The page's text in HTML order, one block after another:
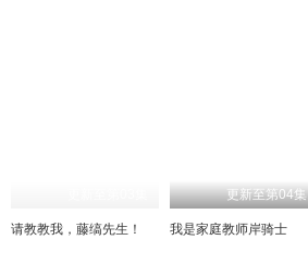
请教教我，藤缟先生！
更新至第04集
我是家庭教师岸骑士